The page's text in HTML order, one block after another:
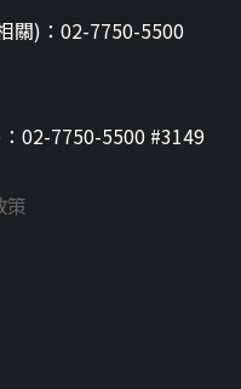
關)：02-7750-5500
02-7750-5500 #3149
策